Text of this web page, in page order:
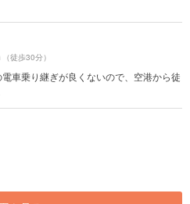
（徒歩30分）
車乗り継ぎが良くないので、空港から徒